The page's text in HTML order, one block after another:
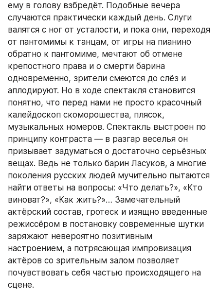
ему в голову взбредёт. Подобные вечера
случаются практически каждый день. Слуги
валятся с ног от усталости, и пока они, переходя
от пантомимы к танцам, от игры на пианино
обратно к пантомиме, мечтают об отмене
крепостного права и о смерти барина
одновременно, зрители смеются до слёз и
аплодируют. Но в ходе спектакля становится
понятно, что перед нами не просто красочный
калейдоскоп скоморошества, плясок,
музыкальных номеров. Спектакль выстроен по
принципу контраста — в разгар веселья он
призывает задуматься о достаточно серьёзных
вещах. Ведь не только барин Ласуков, а многие
поколения русских людей мучительно пытаются
найти ответы на вопросы: «Что делать?», «Кто
виноват?», «Как жить?»… Замечательный
актёрский состав, гротеск и изящно введенные
режиссёром в постановку современные шутки
заряжают невероятно позитивным
настроением, а потрясающая импровизация
актёров со зрительным залом позволяет
почувствовать себя частью происходящего на
сцене.